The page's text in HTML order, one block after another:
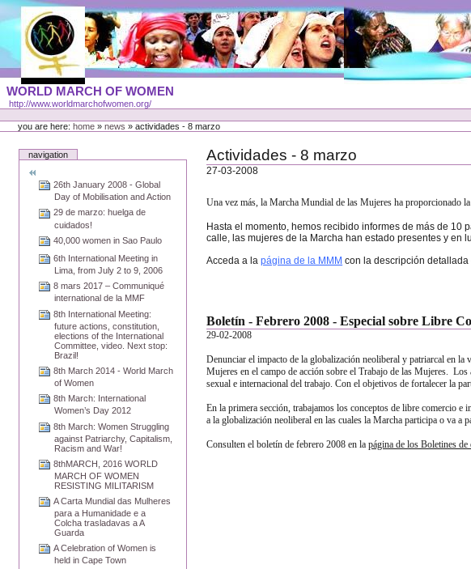
Skip
content
Portal
Languages
WORLD MARCH OF WOMEN
http://www.worldmarchofwomen.org/
Personal
toolsyou are here:home » news »actividades - 8 marzo
navigation
26th January 2008 - Global
Day of Mobilisation and Action
29 de marzo: huelga de
cuidados!
40,000 women in Sao Paulo
6th International Meeting in
Lima, from July 2 to 9, 2006
8 mars 2017 – Communiqué
international de la MMF
8th International Meeting:
future actions, constitution,
elections of the International
Committee, video. Next stop:
Brazil!
8th March 2014 - World March
of Women
8th March: International
Women’s Day 2012
8th March: Women Struggling
against Patriarchy, Capitalism,
Racism and War!
8thMARCH, 2016 WORLD
MARCH OF WOMEN
RESISTING MILITARISM
A Carta Mundial das Mulheres
para a Humanidade e a
Colcha trasladavas a A
Guarda
A Celebration of Women is
held in Cape Town
Actividades - 8 marzo
27-03-2008
Una vez más,la Marcha Mundial de las Mujeres ha proporcionado
Hasta el momento, hemos recibido informes de más de
calle, las mujeres de la Marcha han estado presentes y en
Acceda a lapágina de la MMM con la descripción
Boletín - Febrero 2008 - Especial sobre Libre
29-02-2008
Denunciar el impacto de la globalización neoliberal y patriarcal en
Mujeres en el campo de acción sobre el Trabajo de las Mujeres.
sexual e internacional del trabajo. Con el objetivos de fortalecer la
En la primera sección, trabajamos los conceptos de libre comercio e
a la globalización neoliberal en las cualesla Marcha participa o va a
Consulten el boletín de febrero 2008 en lapágina de los Boletines de